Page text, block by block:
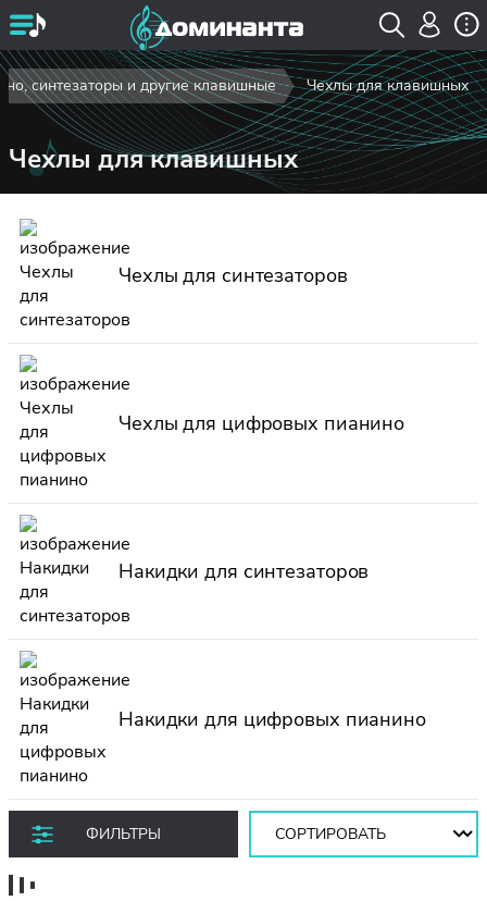
синтезаторы и другие клавишные Чехлы для клавишных
Чехлы для клавишных
Чехлы для синтезаторов
Чехлы для цифровых пианино
Накидки для синтезаторов
Накидки для цифровых пианино
ФИЛЬТРЫ
Сортировать: